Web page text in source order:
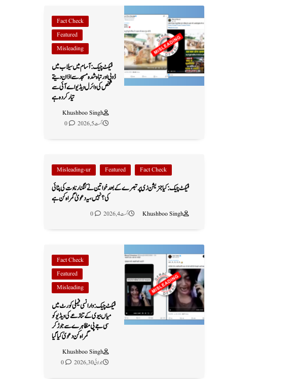
Fact Check
Featured
Misleading
فیکٹ چیک: آسام میں سیلاب میں
ڈوبی اور تباہ شدہ مسجد سے اذان دیتے
شخص کی وائرل ویڈیو اے آئی سے
تیار کردہ ہے
Khushboo Singh
اگست 5, 2026
0
Fact Check
Featured
Misleading-ur
فیکٹ چیک: کیا جنریشن زی پر تبصرے کے بعد خواتین نے کنگنا رناوت کی پٹائی
کی؟ نہیں، یہ دعویٰ گمراہ کن ہے
Khushboo Singh اگست 4, 2026 0
Fact Check
Featured
Misleading
فیکٹ چیک: وارانسی فیملی کورٹ میں
میاں بیوی کے تنازعے کی ویڈیو کو
سی جے پی مظاہرے سے جوڑ کر
گمراہ کن دعویٰ کیا گیا
Khushboo Singh
جولائی 30, 2026
0